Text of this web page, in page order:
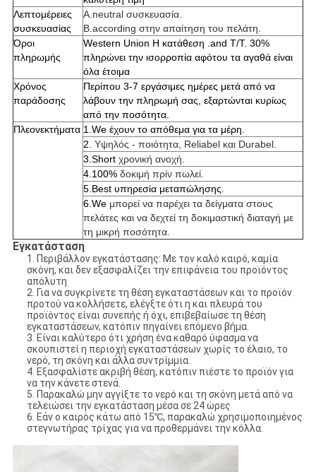
Λεπτομέρειες
συσκευασίας
A.neutral συσκευασία.
B.according στην απαίτηση του πελάτη.
Όροι
πληρωμής
Western Union Η κατάθεση .and T/T. 30%
πληρώνει την ισορροπία αφότου τα αγαθά είναι
όλα έτοιμα
Χρόνος
παράδοσης
Περίπου 3-7 εργάσιμες ημέρες μετά από να
λάβουν την πληρωμή σας, εξαρτώνται κυρίως
από την ποσότητα.
Πλεονεκτήματα 1.We έχουν το απόθεμα για τα μέρη.
2. Υψηλός - ποιότητα, Reliabel και Durabel.
3.Short χρονική ανοχή.
4.100% δοκιμή πρίν πωλεί.
5.Best υπηρεσία μεταπώλησης.
6.We μπορεί να παρέχει τα δείγματα στους
πελάτες και να δεχτεί τη δοκιμαστική διαταγή με
τη μικρή ποσότητα.
Εγκατάσταση
1. Περιβάλλον εγκατάστασης: Με τον καλό καιρό, καμία
σκόνη, και δεν εξασφαλίζει την επιφάνεια του προϊόντος
απόλυτη
2. Για να συγκρίνετε τη θέση εγκαταστάσεων και το προϊόν
προτού να κολλήσετε, ελέγξτε ότι η και πλευρά του
προϊόντος είναι συνεπής ή όχι, επιβεβαίωσε τη θέση
εγκαταστάσεων, κατόπιν πηγαίνει επόμενο βήμα.
3. Είναι καλύτερο ότι χρήση ένα καθαρό ύφασμα να
σκουπιστεί η περιοχή εγκαταστάσεων χωρίς το έλαιο, το
νερό, τη σκόνη και άλλα συντρίμμια.
4. Εξασφαλίστε ακριβή θέση, κατόπιν πιέστε το προϊόν για
να την κάνετε στενά.
5. Παρακαλώ μην αγγίξτε το νερό και τη σκόνη μετά από να
τελειώσει την εγκατάσταση μέσα σε 24 ώρες
6. Εάν ο καιρός κάτω από 15℃, παρακαλώ χρησιμοποιημένος
στεγνωτήρας τρίχας για να προθερμάνει την κόλλα.